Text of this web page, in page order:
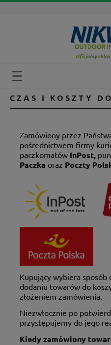
Oficjalny sklep
CZAS I KOSZTY
Zamówiony przez
pośrednictwem firmy
paczkomatów InPost,
Paczka oraz Poczty
Kupujący wybiera sposób
dodaniu towarów do
złożeniem zamówienia.
Niezwłocznie po
przystępujemy do jego
Kiedy zamówiony